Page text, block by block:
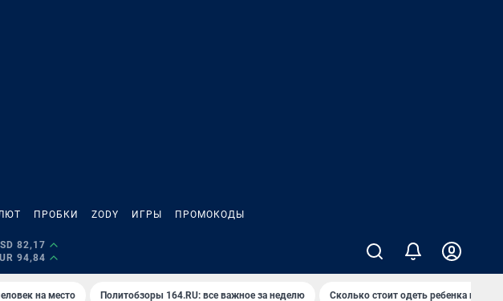
ПРОБКИ ZODY ИГРЫ ПРОМОКОДЫ
82,17
94,84
на место Политобзоры 164.RU: все важное за неделю Сколько стоит одеть ребенка на